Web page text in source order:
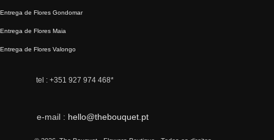
Entrega de Flores Gondomar
Entrega de Flores Maia
Entrega de Flores Valongo
tel : +351 927 974 468*
e-mail : hello@thebouquet.pt